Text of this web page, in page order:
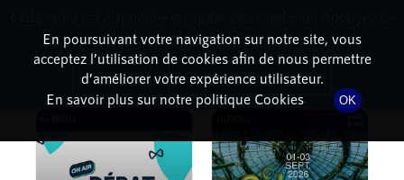
PODCASTS
En poursuivant votre navigation sur notre site, vous
acceptez l’utilisation de cookies afin de nous permettre
d’améliorer votre expérience utilisateur.
En savoir plus sur notre politique Cookies
OK
dessous pour l'installer.
Non merci Télécharger l'application